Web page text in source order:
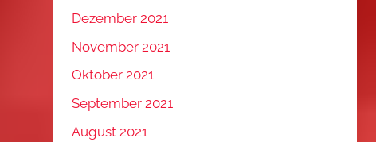
Dezember 2021
November 2021
Oktober 2021
September 2021
August 2021